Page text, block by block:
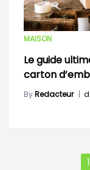
MAISON
Le guide
carton
ByRedacteur |
1